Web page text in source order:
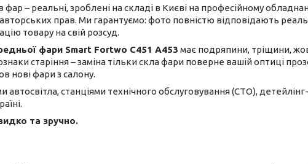
фар – реальні, зроблені на складі в Києві на професійному
прав. Ми гарантуємо: фото повністю відповідають
товару на свій розсуд.
фари Smart Fortwo C451 A453 має подряпини, тріщини,
старіння – заміна тільки скла фари поверне вашій оптиці
нові фари з салону.
станціями технічного обслуговування (СТО),
та зручно.